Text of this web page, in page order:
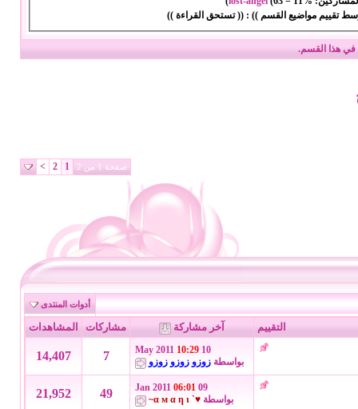
تقييم مواضيع القسم )) : (( تستحق القراءة ))
هذا القسم.
صفحة 1 من 2 1
2
>
أدوات المنتدى
التقييم آخر مشاركة مشاركات المشاهدات
10 May 2011
10:29
بواسطة زوزو زوزو زوزو 7
14,407
09 Jan 2011
06:01
بواسطة ♥` α м α η ι~
49
21,952